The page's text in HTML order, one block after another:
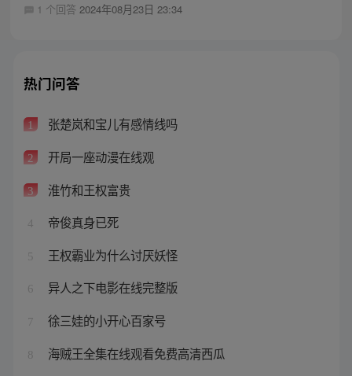
1 个回答 2024年08月23日 23:34
热门问答
1 张楚岚和宝儿有感情线吗
2 开局一座动漫在线观
3 淮竹和王权富贵
4 帝俊真身已死
5 王权霸业为什么讨厌妖怪
6 异人之下电影在线完整版
7 徐三娃的小开心百家号
8 海贼王全集在线观看免费高清西瓜